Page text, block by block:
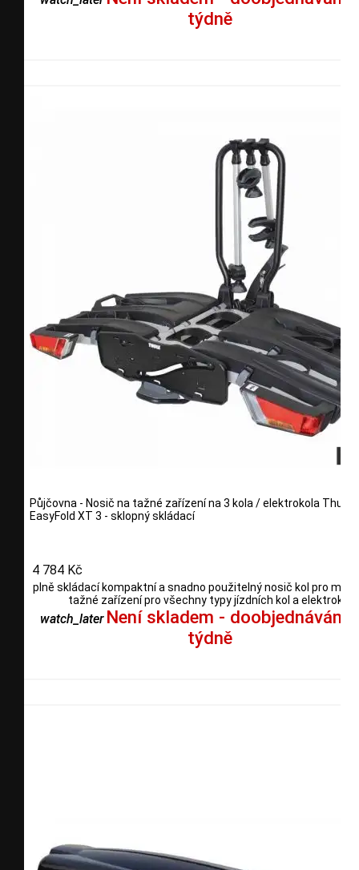
týdně
Půjčovna - Nosič na tažné zařízení na 3 kola / elektrokola Thule
EasyFold XT 3 - sklopný skládací
4 784 Kč
plně skládací kompaktní a snadno použitelný nosič kol pro
tažné zařízení pro všechny typy jízdních kol a elektrokol
watch_later Není skladem -
týdně